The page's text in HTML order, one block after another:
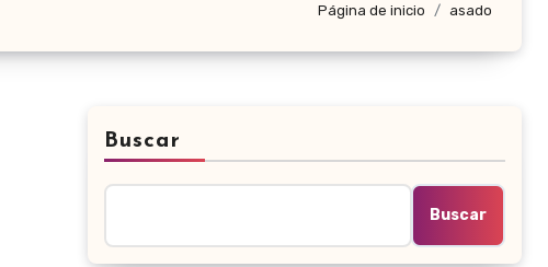
Página de inicio asado
Buscar
Buscar